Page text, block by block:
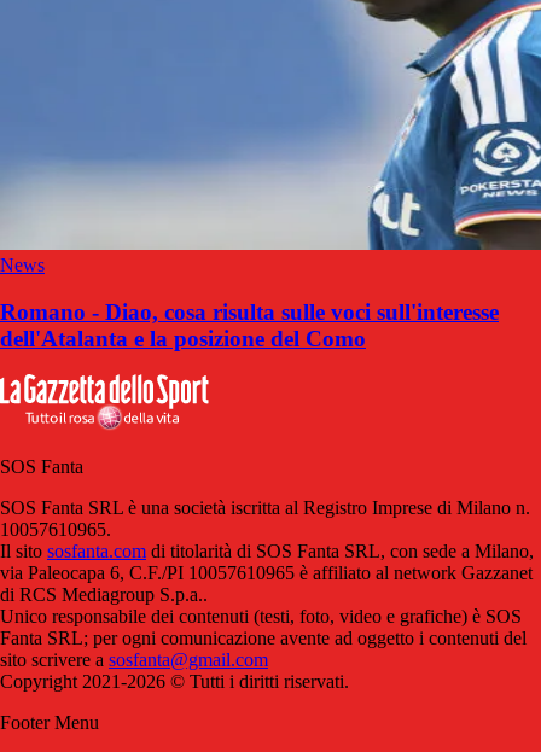
News
Romano - Diao, cosa risulta sulle voci sull'interesse
dell'Atalanta e la posizione del Como
SOS Fanta
SOS Fanta SRL è una società iscritta al Registro Imprese di Milano n.
10057610965.
Il sito sosfanta.com di titolarità di SOS Fanta SRL, con sede a Milano,
via Paleocapa 6, C.F./PI 10057610965 è affiliato al network Gazzanet
di RCS Mediagroup S.p.a..
Unico responsabile dei contenuti (testi, foto, video e grafiche) è SOS
Fanta SRL; per ogni comunicazione avente ad oggetto i contenuti del
sito scrivere a sosfanta@gmail.com
Copyright 2021-2026 © Tutti i diritti riservati.
Footer Menu